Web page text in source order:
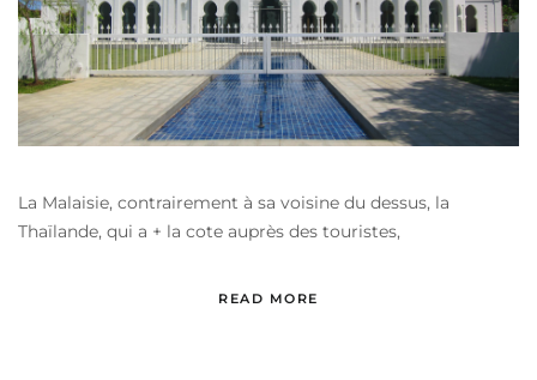
La Malaisie, contrairement à sa voisine du dessus, la
Thaïlande, qui a + la cote auprès des touristes,
READ MORE